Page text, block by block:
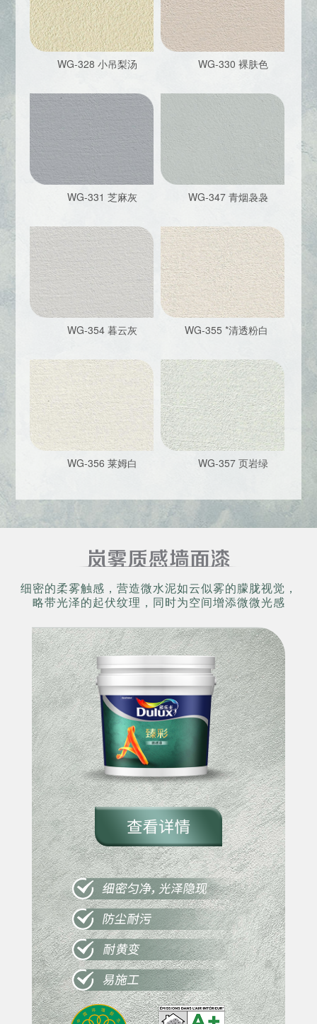
WG-328 小吊梨汤 WG-330 裸肤色
WG-331 芝麻灰 WG-347 青烟袅袅
WG-354 暮云灰 WG-355 *清透粉白
WG-356 莱姆白 WG-357 页岩绿
细密的柔雾触感，营造微水泥如云似雾的朦胧视觉，
略带光泽的起伏纹理，同时为空间增添微微光感